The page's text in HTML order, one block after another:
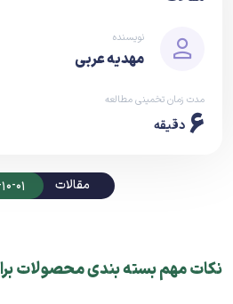
مقالات
نویسنده
مهدیه عربی
مدت زمان تخمینی مطالعه
6 دقیقه
01
نکات مهم بسته بندی محصولات